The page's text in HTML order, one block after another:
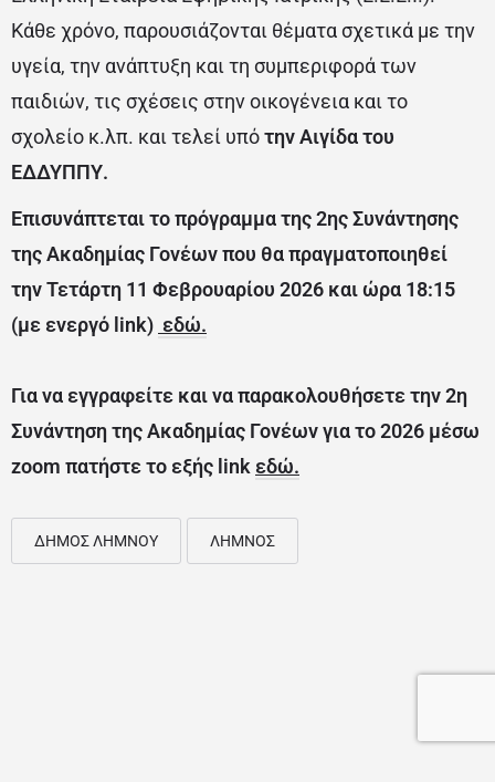
Κάθε χρόνο, παρουσιάζονται θέματα σχετικά με την
υγεία, την ανάπτυξη και τη συμπεριφορά των
παιδιών, τις σχέσεις στην οικογένεια και το
σχολείο κ.λπ. και τελεί υπότην Αιγίδα του
ΕΔΔΥΠΠΥ.
Επισυνάπτεται το πρόγραμμα της 2ης Συνάντησης
της Ακαδημίας Γονέων που θα πραγματοποιηθεί
την Τετάρτη 11 Φεβρουαρίου 2026 και ώρα 18:15
(με ενεργό link) εδώ.
Για να εγγραφείτε και να παρακολουθήσετε την 2η
Συνάντηση της Ακαδημίας Γονέων για το 2026 μέσω
zoom πατήστε το εξής link εδώ.
ΔΗΜΟΣ ΛΗΜΝΟΥ ΛΗΜΝΟΣ